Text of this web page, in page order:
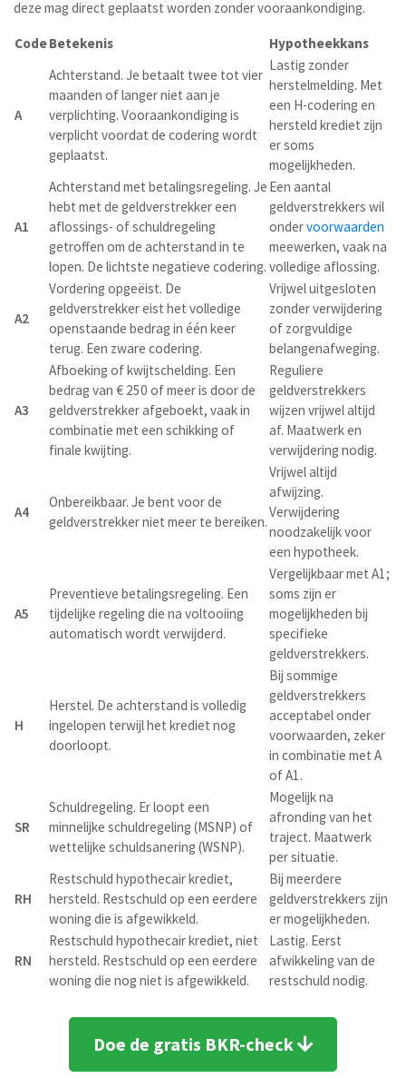
deze mag direct geplaatst worden zonder vooraankondiging.
CodeBetekenis Hypotheekkans
A
Achterstand. Je betaalt twee tot vier
maanden of langer niet aan je
verplichting. Vooraankondiging is
verplicht voordat de codering wordt
geplaatst.
Lastig zonder
herstelmelding. Met
een H-codering en
hersteld krediet zijn
er soms
mogelijkheden.
A1
Achterstand met betalingsregeling. Je
hebt met de geldverstrekker een
aflossings- of schuldregeling
getroffen om de achterstand in te
lopen. De lichtste negatieve codering.
Een aantal
geldverstrekkers wil
ondervoorwaarden
meewerken, vaak na
volledige aflossing.
A2
Vordering opgeëist. De
geldverstrekker eist het volledige
openstaande bedrag in één keer
terug. Een zware codering.
Vrijwel uitgesloten
zonder verwijdering
of zorgvuldige
belangenafweging.
A3
Afboeking of kwijtschelding. Een
bedrag van € 250 of meer is door de
geldverstrekker afgeboekt, vaak in
combinatie met een schikking of
finale kwijting.
Reguliere
geldverstrekkers
wijzen vrijwel altijd
af. Maatwerk en
verwijdering nodig.
A4
Onbereikbaar. Je bent voor de
geldverstrekker niet meer te bereiken.
Vrijwel altijd
afwijzing.
Verwijdering
noodzakelijk voor
een hypotheek.
A5
Preventieve betalingsregeling. Een
tijdelijke regeling die na voltooiing
automatisch wordt verwijderd.
Vergelijkbaar met A1;
soms zijn er
mogelijkheden bij
specifieke
geldverstrekkers.
H
Herstel. De achterstand is volledig
ingelopen terwijl het krediet nog
doorloopt.
Bij sommige
geldverstrekkers
acceptabel onder
voorwaarden, zeker
in combinatie met A
of A1.
SR
Schuldregeling. Er loopt een
minnelijke schuldregeling (MSNP) of
wettelijke schuldsanering (WSNP).
Mogelijk na
afronding van het
traject. Maatwerk
per situatie.
RH
Restschuld hypothecair krediet,
hersteld. Restschuld op een eerdere
woning die is afgewikkeld.
Bij meerdere
geldverstrekkers zijn
er mogelijkheden.
RN
Restschuld hypothecair krediet, niet
hersteld. Restschuld op een eerdere
woning die nog niet is afgewikkeld.
Lastig. Eerst
afwikkeling van de
restschuld nodig.
Doe de gratis BKR-check